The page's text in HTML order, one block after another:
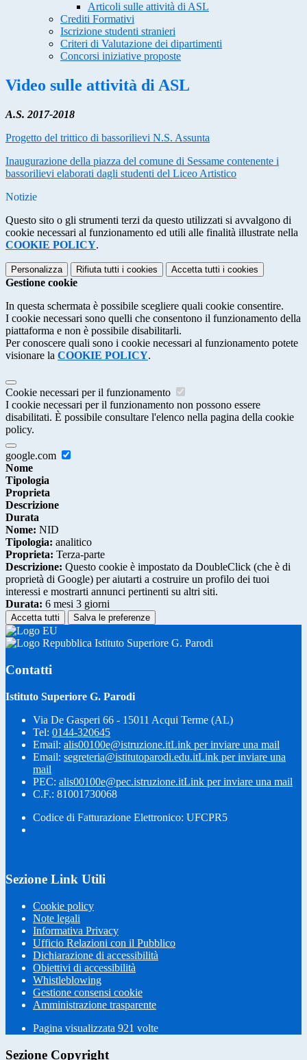
Articoli sulle attività di ASL
Crediti Formativi
Iscrizione studenti stranieri
Criteri di Valutazione dei dipartimenti
Concorsi iniziative proposte
Video sulle attività di ASL
A.S. 2017-2018
Progetto del trittico di bassorilievi N.S. Assunta
Inaugurazione della piazza del comune di Sessame contenente i
bassorilievi elaborati dagli studenti del Liceo Artistico
Notizie
Questo sito o gli strumenti terzi da questo utilizzati si avvalgono di
cookie necessari al funzionamento ed utili alle finalità illustrate nella
COOKIE POLICY.
Personalizza Rifiuta tutti i cookies Accetta tutti i cookies
Gestione cookie
In questa schermata è possibile scegliere quali cookie consentire.
I cookie necessari sono quelli che consentono il funzionamento della
piattaforma e non è possibile disabilitarli.
Per conoscere quali sono i cookie necessari al funzionamento potete
visionare la COOKIE POLICY.
Cookie necessari per il funzionamento
I cookie necessari per il funzionamento non possono essere
disabilitati. È possibile consultare l'elenco nella pagina della cookie
policy.
google.com
Nome
Tipologia
Proprieta
Descrizione
Durata
Nome: NID
Tipologia: analitico
Proprieta: Terza-parte
Descrizione: Questo cookie è impostato da DoubleClick (che è di
proprietà di Google) per aiutarti a costruire un profilo dei tuoi
interessi e mostrarti annunci pertinenti su altri siti.
Durata: 6 mesi 3 giorni
Accetta tutti Salva le preferenze
Istituto Superiore G. Parodi
Contatti
Istituto Superiore G. Parodi
Via De Gasperi 66 - 15011 Acqui Terme (AL)
Tel: 0144-320645
Email: alis00100e@istruzione.itLink per inviare una mail
Email: segreteria@istitutoparodi.edu.itLink per inviare una
mail
PEC: alis00100e@pec.istruzione.itLink per inviare una mail
C.F.: 81001730068
Codice di Fatturazione Elettronico: UFCPR5
Sezione Link Utili
Cookie policy
Note legali
Informativa Privacy
Ufficio Relazioni con il Pubblico
Dichiarazione di accessibilità
Obiettivi di accessibilità
Whistleblowing
Gestione consensi cookie
Amministrazione trasparente
Pagina visualizzata 921 volte
Sezione Copyright